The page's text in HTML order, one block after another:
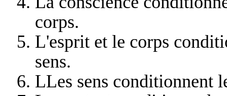
corps.
L'esprit et le corps
sens.
LLes sens conditionnent